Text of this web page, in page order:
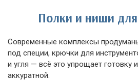
Полки и ниши
Современные комплексы
под специи, крючки для
и угля — всё это упрощает готовку
аккуратной.